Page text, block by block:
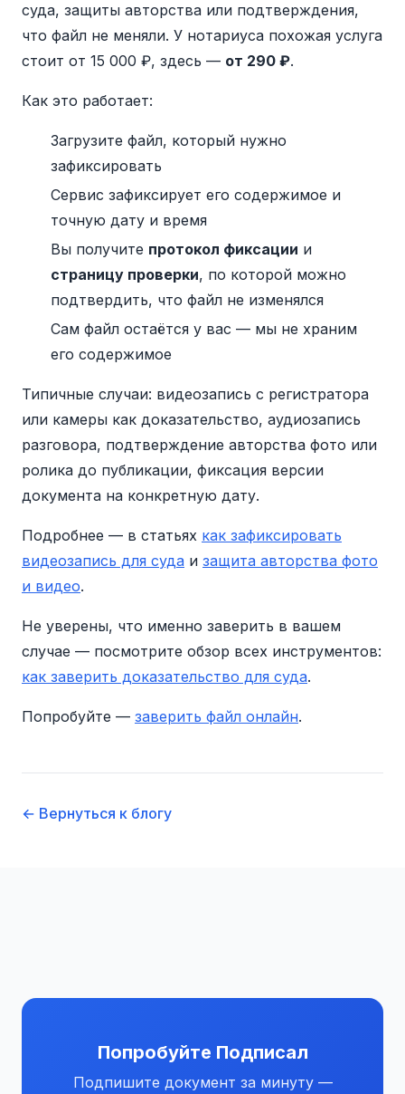
суда, защиты авторства или подтверждения,
что файл не меняли. У нотариуса похожая услуга
стоит от 15 000 ₽, здесь — от 290 ₽.
Как это работает:
Загрузите файл, который нужно
зафиксировать
Сервис зафиксирует его содержимое и
точную дату и время
Вы получите протокол фиксации и
страницу проверки, по которой можно
подтвердить, что файл не изменялся
Сам файл остаётся у вас — мы не храним
его содержимое
Типичные случаи: видеозапись с регистратора
или камеры как доказательство, аудиозапись
разговора, подтверждение авторства фото или
ролика до публикации, фиксация версии
документа на конкретную дату.
Подробнее — в статьях как зафиксировать
видеозапись для суда и защита авторства фото
и видео.
Не уверены, что именно заверить в вашем
случае — посмотрите обзор всех инструментов:
как заверить доказательство для суда.
Попробуйте — заверить файл онлайн.
← Вернуться к блогу
Попробуйте Подписал
Подпишите документ за минуту —